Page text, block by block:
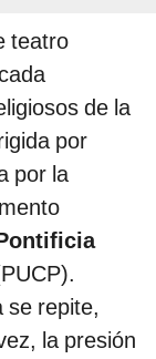
teatro
de la
por
por la
se repite,
la presión